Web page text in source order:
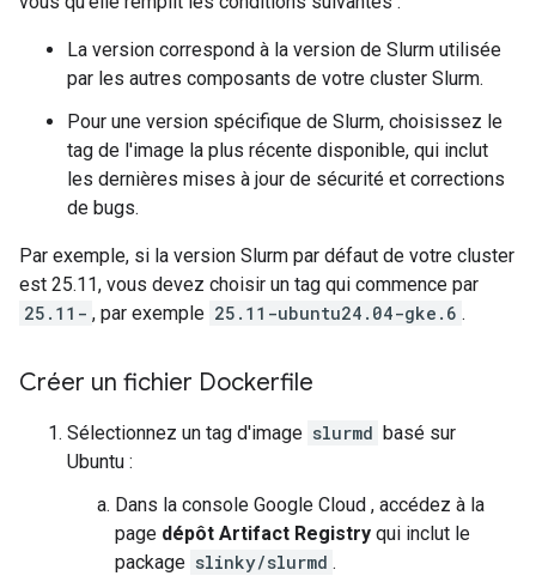
La version correspond à la version de Slurm utilisée
par les autres composants de votre cluster Slurm.
Pour une version spécifique de Slurm, choisissez le
tag de l'image la plus récente disponible, qui inclut
les dernières mises à jour de sécurité et corrections
de bugs.
Par exemple, si la version Slurm par défaut de votre cluster
est 25.11, vous devez choisir un tag qui commence par
25.11- , par exemple 25.11-ubuntu24.04-gke.6 .
Créer un fichier Dockerfile
Sélectionnez un tag d'image slurmd basé sur
Ubuntu :
Dans la console Google Cloud , accédez à la
page dépôt Artifact Registry qui inclut le
package slinky/slurmd .